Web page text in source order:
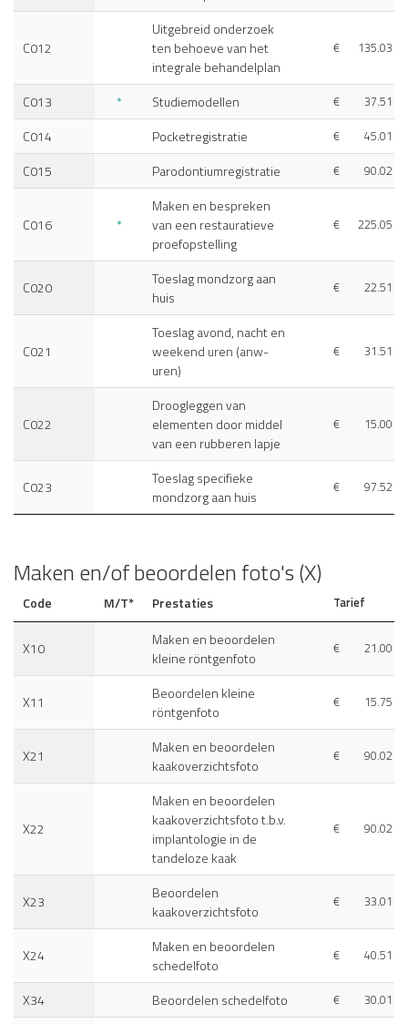
C012
Uitgebreid onderzoek
ten behoeve van het
integrale behandelplan
€ 135.03
C013 * Studiemodellen € 37.51
C014 Pocketregistratie € 45.01
C015 Parodontiumregistratie € 90.02
C016 *
Maken en bespreken
van een restauratieve
proefopstelling
€ 225.05
C020
Toeslag mondzorg aan
huis
€ 22.51
C021
Toeslag avond, nacht en
weekend uren (anw-
uren)
€ 31.51
C022
Droogleggen van
elementen door middel
van een rubberen lapje
€ 15.00
C023
Toeslag specifieke
mondzorg aan huis
€ 97.52
Maken en/of beoordelen foto's (X)
Code M/T* Prestaties Tarief
X10
Maken en beoordelen
kleine röntgenfoto
€ 21.00
X11
Beoordelen kleine
röntgenfoto
€ 15.75
X21
Maken en beoordelen
kaakoverzichtsfoto
€ 90.02
X22
Maken en beoordelen
kaakoverzichtsfoto t.b.v.
implantologie in de
tandeloze kaak
€ 90.02
X23
Beoordelen
kaakoverzichtsfoto
€ 33.01
X24
Maken en beoordelen
schedelfoto
€ 40.51
X34 Beoordelen schedelfoto € 30.01